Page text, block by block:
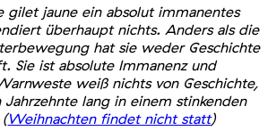
gilet jaune ein absolut immanentes
überhaupt nichts. Anders als die
hat sie weder Geschichte
Sie ist absolute Immanenz und
weiß nichts von Geschichte,
Jahrzehnte lang in einem stinkenden
(Weihnachten findet nicht statt)